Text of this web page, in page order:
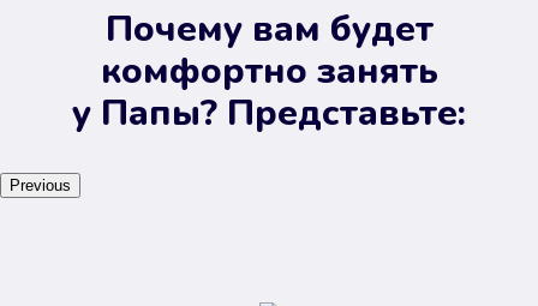
Почему вам будет
комфортно занять
у Папы? Представьте:
Previous